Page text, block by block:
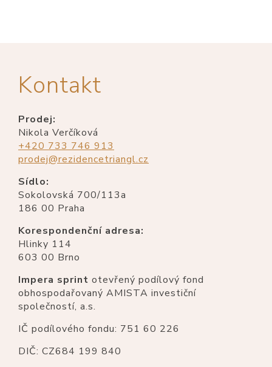
Kontakt
Prodej:
Nikola Verčíková
+420 733 746 913
prodej@rezidencetriangl.cz
Sídlo:
Sokolovská 700/113a
186 00 Praha
Korespondenční adresa:
Hlinky 114
603 00 Brno
Impera sprint otevřený podílový fond
obhospodařovaný AMISTA investiční
společností, a.s.
IČ podílového fondu: 751 60 226
DIČ: CZ684 199 840